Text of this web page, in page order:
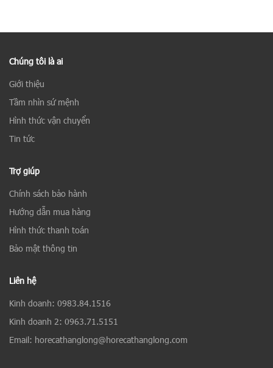
Chúng tôi là ai
Giới thiệu
Tầm nhìn sứ mệnh
Hình thức vận chuyển
Tin tức
Trợ giúp
Chính sách bảo hành
Hướng dẫn mua hàng
Hình thức thanh toán
Bảo mật thông tin
Liên hệ
Kinh doanh: 0983.84.1516
Kinh doanh 2: 0963.71.5151
Email: horecathanglong@horecathanglong.com